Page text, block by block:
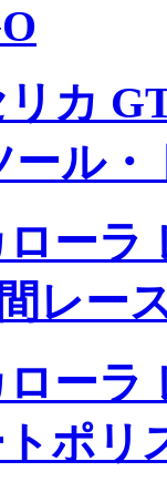
リカ
ール
ローラ
レー
ロー
トポリ